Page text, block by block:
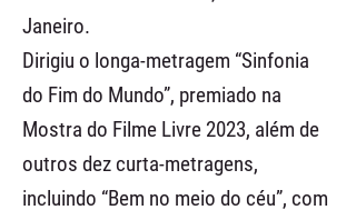
Janeiro.
Dirigiu o longa-metragem “Sinfonia
do Fim do Mundo”, premiado na
Mostra do Filme Livre 2023, além de
outros dez curta-metragens,
incluindo “Bem no meio do céu”, com